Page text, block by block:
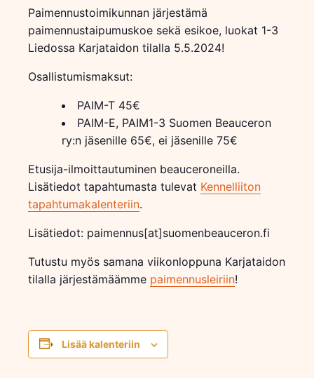
Paimennustoimikunnan järjestämä
paimennustaipumuskoe sekä esikoe, luokat 1-3
Liedossa Karjataidon tilalla 5.5.2024!
Osallistumismaksut:
PAIM-T 45€
PAIM-E, PAIM1-3 Suomen Beauceron
ry:n jäsenille 65€, ei jäsenille 75€
Etusija-ilmoittautuminen beauceroneilla.
Lisätiedot tapahtumasta tulevat Kennelliiton
tapahtumakalenteriin.
Lisätiedot: paimennus[at]suomenbeauceron.fi
Tutustu myös samana viikonloppuna Karjataidon
tilalla järjestämäämme paimennusleiriin!
Lisää kalenteriin